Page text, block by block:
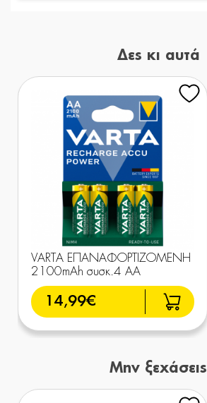
Δες κι αυτά
VARTA ΕΠΑΝΑΦΟΡΤΙΖΟΜΕΝΗ
2100mAh συσκ.4 AA
14,99€
Μην ξεχάσεις